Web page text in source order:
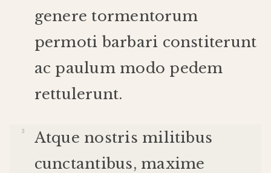
genere tormentorum
permoti barbari constiterunt
ac paulum modo pedem
rettulerunt.
Atque nostris militibus
cunctantibus, maxime